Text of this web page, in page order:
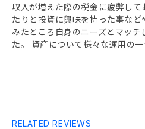
収入が増えた際の税金に疲弊し
たりと投資に興味を持った事な
みたところ自身のニーズとマッ
た。 資産について様々な運用の一
RELATED REVIEWS